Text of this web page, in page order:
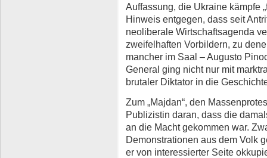
Auffassung, die Ukraine kämpfe
Hinweis entgegen, dass seit
neoliberale Wirtschaftsagenda
zweifelhaften Vorbildern, zu
mancher im Saal – Augusto
General ging nicht nur mit
brutaler Diktator in die
Zum „Majdan“, den
Publizistin daran, dass die
an die Macht gekommen war.
Demonstrationen aus dem Volk
er von interessierter Seite